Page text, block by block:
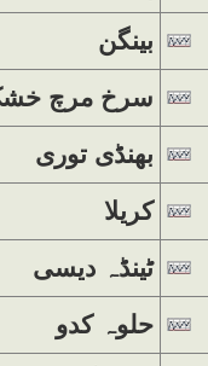
بینگن
سرخ مرچ
بھنڈی توری
کریلا
ٹینڈہ دیسی
حلوہ کدو